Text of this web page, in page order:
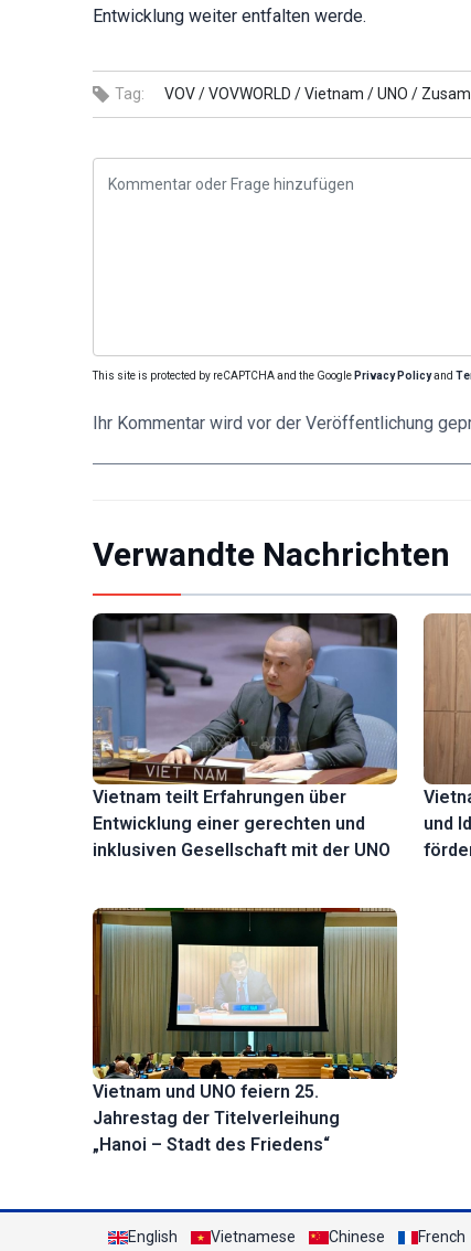
Entwicklung weiter entfalten werde.
Tag: VOV /VOVWORLD /Vietnam /UNO /
This site is protected by reCAPTCHA and the Google Privacy Policyand
Ihr Kommentar wird vor der Veröffentlichung
Verwandte Nachrichten
Vietnam teilt Erfahrungen über
Entwicklung einer gerechten und
inklusiven Gesellschaft mit der UNO
und
Vietnam und UNO feiern 25.
Jahrestag der Titelverleihung
„Hanoi – Stadt des Friedens“
English Vietnamese Chinese French